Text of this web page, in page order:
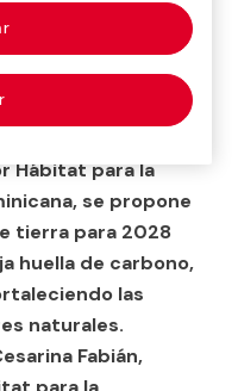
gastos, 20% más
un 80% de
juego de los niños
cognitivo
Hábitat para la
se propone
tierra para 2028
huella de carbono,
las
naturales.
Fabián,